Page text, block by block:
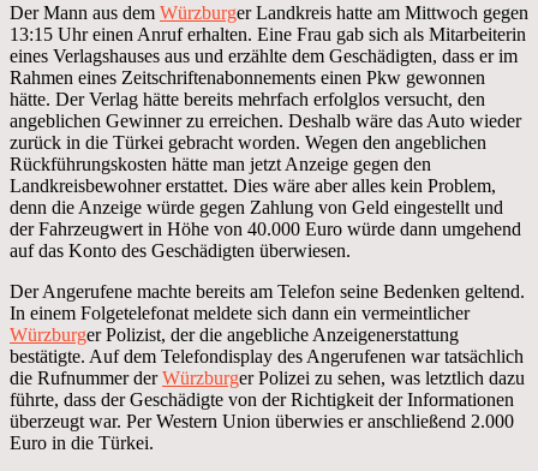
Der Mann aus dem Würzburger Landkreis hatte am Mittwoch gegen
13:15 Uhr einen Anruf erhalten. Eine Frau gab sich als Mitarbeiterin
eines Verlagshauses aus und erzählte dem Geschädigten, dass er im
Rahmen eines Zeitschriftenabonnements einen Pkw gewonnen
hätte. Der Verlag hätte bereits mehrfach erfolglos versucht, den
angeblichen Gewinner zu erreichen. Deshalb wäre das Auto wieder
zurück in die Türkei gebracht worden. Wegen den angeblichen
Rückführungskosten hätte man jetzt Anzeige gegen den
Landkreisbewohner erstattet. Dies wäre aber alles kein Problem,
denn die Anzeige würde gegen Zahlung von Geld eingestellt und
der Fahrzeugwert in Höhe von 40.000 Euro würde dann umgehend
auf das Konto des Geschädigten überwiesen.
Der Angerufene machte bereits am Telefon seine Bedenken geltend.
In einem Folgetelefonat meldete sich dann ein vermeintlicher
Würzburger Polizist, der die angebliche Anzeigenerstattung
bestätigte. Auf dem Telefondisplay des Angerufenen war tatsächlich
die Rufnummer derWürzburger Polizei zu sehen, was letztlich dazu
führte, dass der Geschädigte von der Richtigkeit der Informationen
überzeugt war. Per Western Union überwies er anschließend 2.000
Euro in die Türkei.